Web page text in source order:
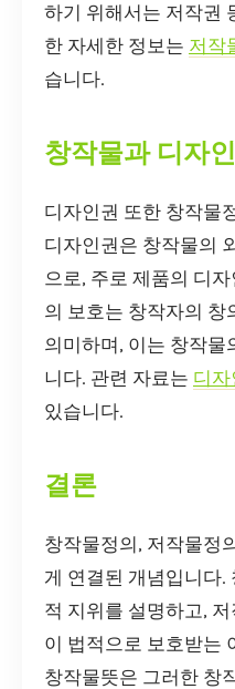
하기 위해서는 저작권
한 자세한 정보는 저작
습니다.
창작물과 디자
디자인권 또한 창작물
디자인권은 창작물의
으로, 주로 제품의 디
의 보호는 창작자의 창
의미하며, 이는 창작물
니다. 관련 자료는 디자
있습니다.
결론
창작물정의, 저작물정
게 연결된 개념입니다.
적 지위를 설명하고,
이 법적으로 보호받는
창작물뜻은 그러한 창